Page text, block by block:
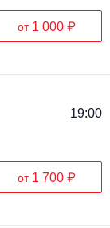
от 1 000 ₽
19:00
от 1 700 ₽